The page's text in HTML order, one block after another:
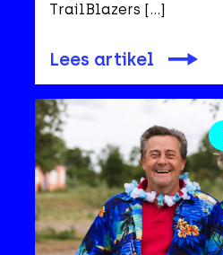
TrailBlazers […]
Lees artikel